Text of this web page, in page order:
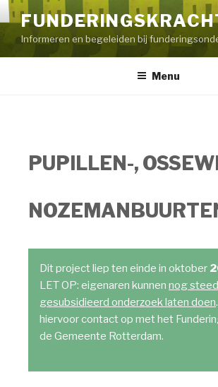
Informeren en begeleiden bij
Menu
PUPILLEN-,
Dit project liep ten einde in oktober
LET OP: eigenaren kunnen nog
gesubsidieerd onderzoek laten doen
hiervoor contact op met het
de Gemeente Rotterdam.